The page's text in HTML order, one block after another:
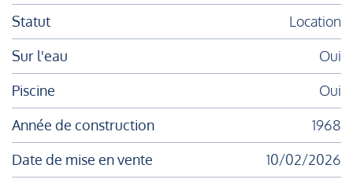
Statut
Location
Sur l'eau
Oui
Piscine
Oui
Année de construction
1968
Date de mise en vente
10/02/2026